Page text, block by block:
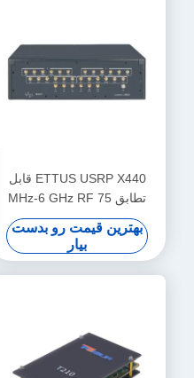
ETTUS USRP X440 قابل
تطابق 75 MHz-6 GHz RF
SDR پهنای باند 200MHz / ch
فاز منسجم < 1 ° RMS USRP
دستگاه رادیویی تعریف شده
توسط نرم افزار
بهترین قیمت رو بدست
بیار